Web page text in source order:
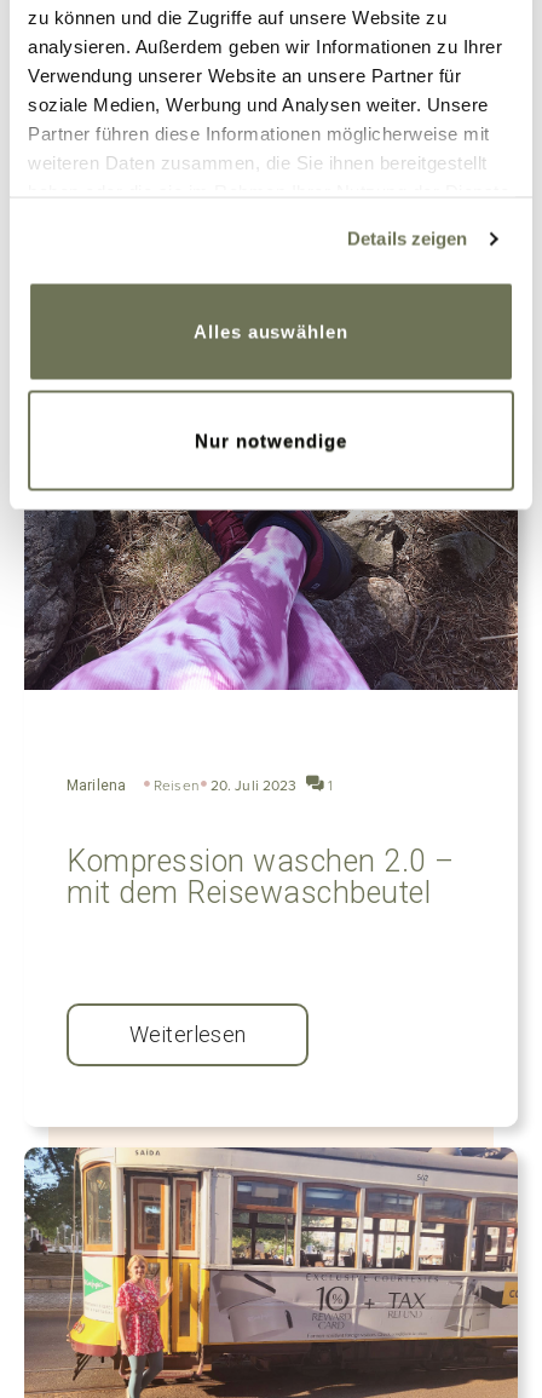
zu können und die Zugriffe auf unsere Website zu
analysieren. Außerdem geben wir Informationen zu Ihrer
Verwendung unserer Website an unsere Partner für
soziale Medien, Werbung und Analysen weiter. Unsere
Partner führen diese Informationen möglicherweise mit
weiteren Daten zusammen, die Sie ihnen bereitgestellt
Cookies, wenn Sie unsere Webseite weiterhin nutzen.
Weitere Informationen finden Sie in unserer
Details zeigen
Alles auswählen
Nur notwendige
Martine Reisen 14. September 2023 0
Strandurlaub mit
Kompressionskleidung?
Weiterlesen
Marilena Reisen 20. Juli 2023 1
Kompression waschen 2.0 –
mit dem Reisewaschbeutel
Weiterlesen